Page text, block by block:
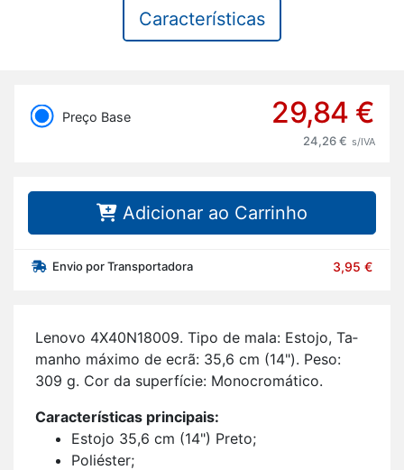
Características
Preço Base 29,84 €
24,26 € s/IVA
Adicionar ao Carrinho
Envio por Transportadora 3,95 €
Le­novo 4X40N18009. Tipo de mala: Es­tojo, Ta­
manho má­ximo de ecrã: 35,6 cm (14"). Peso:
309 g. Cor da su­per­fície: Mo­no­cro­má­tico.
Ca­rac­te­rís­ticas prin­ci­pais:
Es­tojo 35,6 cm (14") Preto;
Po­liéster;